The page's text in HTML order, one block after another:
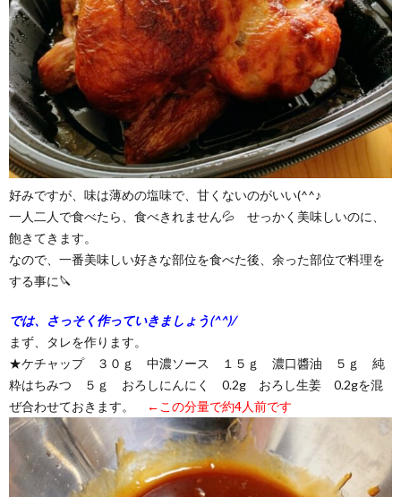
好みですが、味は薄めの塩味で、甘くないのがいい(^^♪
一人二人で食べたら、食べきれません💦 せっかく美味しいのに、
飽きてきます。
なので、一番美味しい好きな部位を食べた後、余った部位で料理を
する事に🔪
では、さっそく作っていきましょう(^^)/
まず、タレを作ります。
★ケチャップ ３０ｇ 中濃ソース １５ｇ 濃口醬油 ５ｇ 純
粋はちみつ ５ｇ おろしにんにく 0.2g おろし生姜 0.2gを混
ぜ合わせておきます。
←この分量で約4人前です